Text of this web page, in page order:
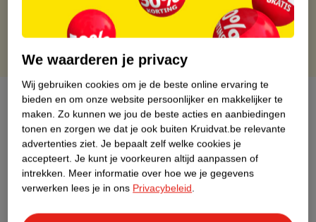
Gratis punten met je Kruidvat kaart
Over dit product
Productinformatie
Etiketinformatie
Nature Impact Score
We waarderen je privacy
Wij gebruiken cookies om je de beste online ervaring te
bieden en om onze website persoonlijker en makkelijker te
maken. Zo kunnen we jou de beste acties en aanbiedingen
tonen en zorgen we dat je ook buiten Kruidvat.be relevante
advertenties ziet. Je bepaalt zelf welke cookies je
accepteert. Je kunt je voorkeuren altijd aanpassen of
intrekken. Meer informatie over hoe we je gegevens
verwerken lees je in ons Privacybeleid.